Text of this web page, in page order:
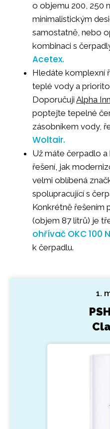
o objemu 200, 250
minimalistickým
samostatně, nebo
kombinaci s
Acetex.
Hledáte komplexní
teplé vody a
Doporučuji Alpha
poptejte tepelné
zásobníkem vody,
Woltair.
Už máte čerpadlo
řešení, jak
velmi oblíbená
spolupracující s
Konkrétně řešením
(objem 87 litrů) je
ohřívač OKC 100
k čerpadlu.
1.